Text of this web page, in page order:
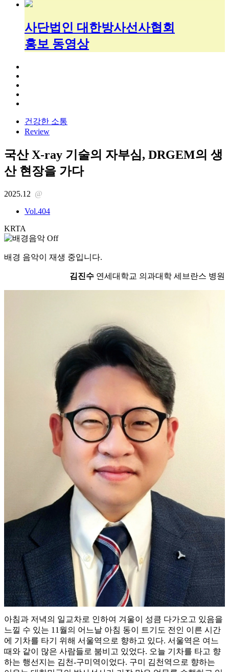
사단법인 대한방사선사협회
홍보 동영상
건강한 소통
Review
국산 X-ray 기술의 자부심, DRGEM의 생
산 현장을 가다
2025.12 @
Vol.404
KRTA
배경 음악이 재생 중입니다.
김진수 연세대학교 의과대학 세브란스 병원
아침과 저녁의 일교차로 인하여 겨울이 성큼 다가오고 있음을
느낄 수 있는 11월의 어느날 아침 동이 트기도 전인 이른 시간
에 기차를 타기 위해 서울역으로 향하고 있다. 서울역은 여느
때와 같이 많은 사람들로 붐비고 있었다. 오늘 기차를 타고 향
하는 행선지는 김천-구미역이었다. 구미 김천역으로 향하는